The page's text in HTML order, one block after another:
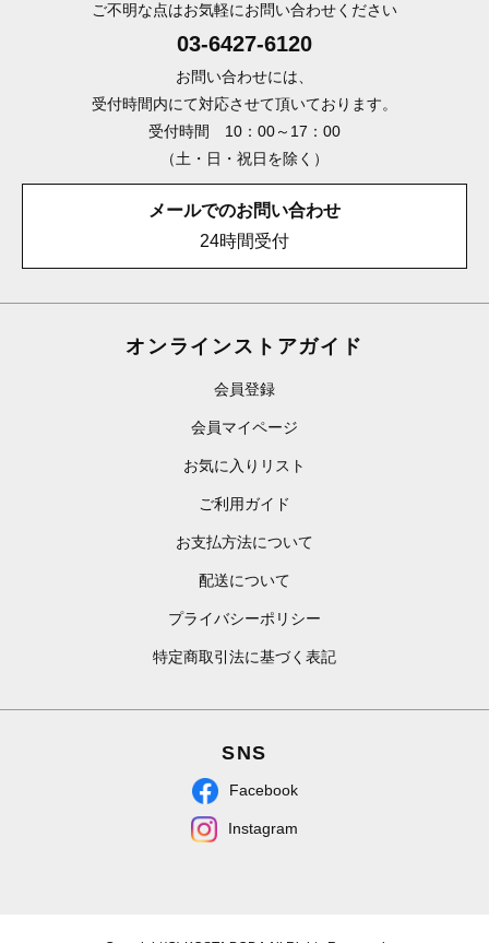
ご不明な点はお気軽にお問い合わせください
03-6427-6120
お問い合わせには、
受付時間内にて対応させて頂いております。
受付時間 10：00～17：00
（土・日・祝日を除く）
メールでのお問い合わせ
24時間受付
オンラインストアガイド
会員登録
会員マイページ
お気に入りリスト
ご利用ガイド
お支払方法について
配送について
プライバシーポリシー
特定商取引法に基づく表記
SNS
Facebook
Instagram